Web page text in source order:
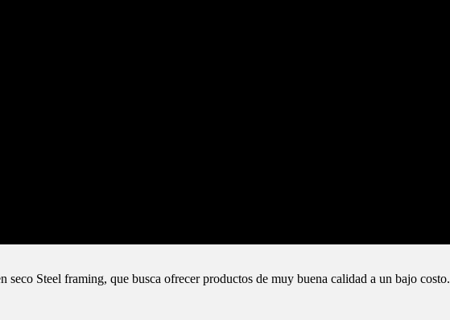
seco Steel framing, que busca ofrecer productos de muy buena calidad a un bajo costo.